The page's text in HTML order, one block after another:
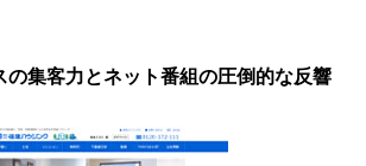
の集客力とネット番組の圧倒的な反響